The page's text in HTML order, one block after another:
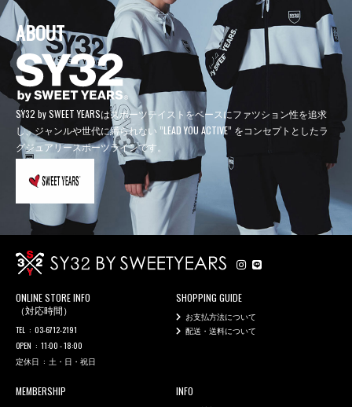
ABOUT
SY32 by SWEET YEARSはスポーツテイストをベースにファツション性を追求
し、ジャンルや世代に縛られない ”LEAD YOU ACTIVE” をコンセプトとしたラ
グジュアリースポーツラインです。
ONLINE STORE INFO
（対応時間）
TEL
03-6712-2191
OPEN
11:00 - 18:00
定休日
土・日・祝日
SHOPPING GUIDE
お支払方法について
配送・送料について
MEMBERSHIP INFO